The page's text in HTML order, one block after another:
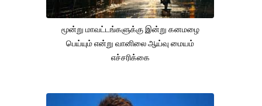
மூன்று மாவட்டங்களுக்கு இன்று கனமழை
பெய்யும் என்று வானிலை ஆய்வு மையம்
எச்சரிக்கை